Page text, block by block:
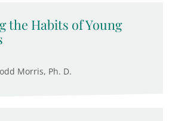
the Habits of Young
Morris, Ph. D.